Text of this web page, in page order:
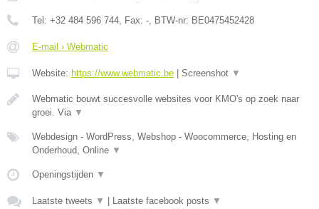
Tel: +32 484 596 744 , Fax: - , BTW-nr: BE0475452428
E-mail › Webmatic
Website: https://www.webmatic.be | Screenshot ▼
Webmatic bouwt succesvolle websites voor KMO's op zoek naar
groei. Via ▼
Webdesign - WordPress, Webshop - Woocommerce, Hosting en
Onderhoud, Online ▼
Openingstijden ▼
Laatste tweets ▼ | Laatste facebook posts ▼